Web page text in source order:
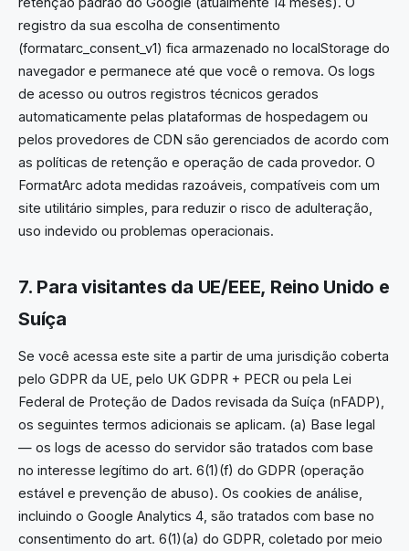
registro da sua escolha de consentimento
(formatarc_consent_v1) fica armazenado no localStorage do
navegador e permanece até que você o remova. Os logs
de acesso ou outros registros técnicos gerados
automaticamente pelas plataformas de hospedagem ou
pelos provedores de CDN são gerenciados de acordo com
as políticas de retenção e operação de cada provedor. O
FormatArc adota medidas razoáveis, compatíveis com um
site utilitário simples, para reduzir o risco de adulteração,
uso indevido ou problemas operacionais.
7. Para visitantes da UE/EEE, Reino Unido e
Suíça
Se você acessa este site a partir de uma jurisdição coberta
pelo GDPR da UE, pelo UK GDPR + PECR ou pela Lei
Federal de Proteção de Dados revisada da Suíça (nFADP),
os seguintes termos adicionais se aplicam. (a) Base legal
— os logs de acesso do servidor são tratados com base
no interesse legítimo do art. 6(1)(f) do GDPR (operação
estável e prevenção de abuso). Os cookies de análise,
incluindo o Google Analytics 4, são tratados com base no
consentimento do art. 6(1)(a) do GDPR, coletado por meio